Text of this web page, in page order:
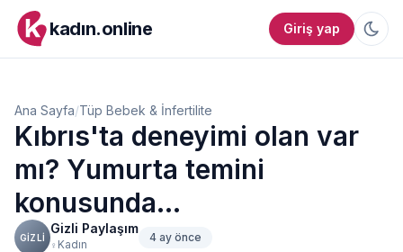
kadın.online Giriş yap
Ana Sayfa/Tüp Bebek & İnfertilite
Kıbrıs'ta deneyimi olan var
mı? Yumurta temini
konusunda...
GIZLI
Gizli Paylaşım
♀ Kadın
4 ay önce